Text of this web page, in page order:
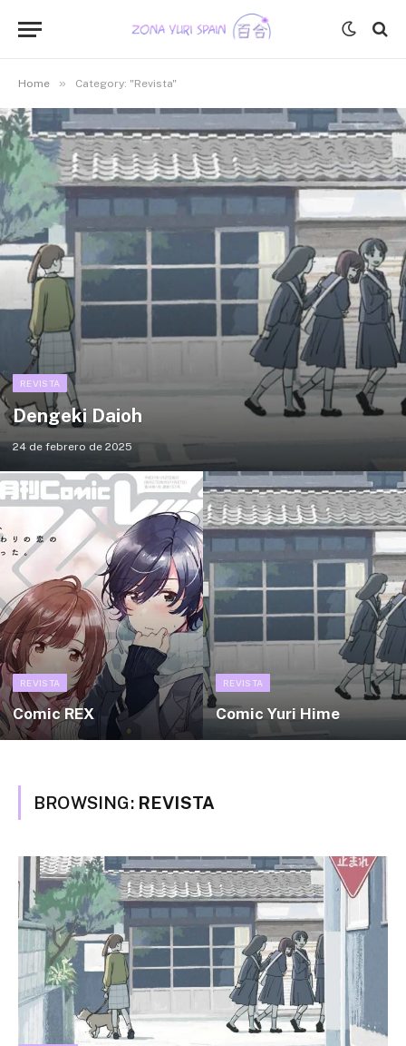
Home » Category: "Revista"
REVISTA
Dengeki Daioh
24 de febrero de 2025
REVISTA
Comic REX
REVISTA
Comic Yuri Hime
BROWSING: REVISTA